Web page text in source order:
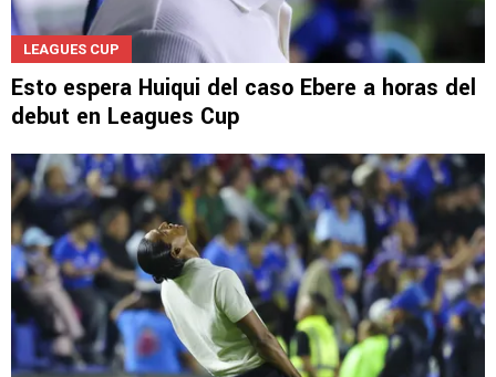
LEAGUES CUP
Esto espera Huiqui del caso Ebere a horas del
debut en Leagues Cup